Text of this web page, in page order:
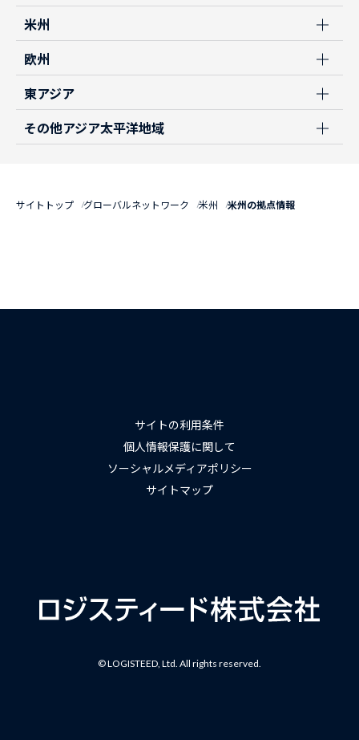
米州
欧州
東アジア
その他アジア太平洋地域
サイトトップ グローバルネットワーク 米州 米州の拠点情報
サイトの利用条件
個人情報保護に関して
ソーシャルメディアポリシー
サイトマップ
© LOGISTEED, Ltd. All rights reserved.